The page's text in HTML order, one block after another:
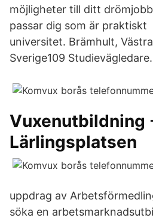
möjligheter till ditt
passar dig som är
universitet. Brämhult,
Sverige109 Studievägledare.
Vuxenutbildning
Lärlingsplatsen
uppdrag av
söka en